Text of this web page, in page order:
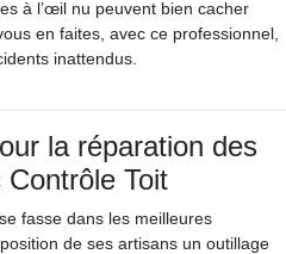
à l’œil nu peuvent bien cacher
en faites, avec ce professionnel,
inattendus.
la réparation des
Toit
fasse dans les meilleures
de ses artisans un outillage